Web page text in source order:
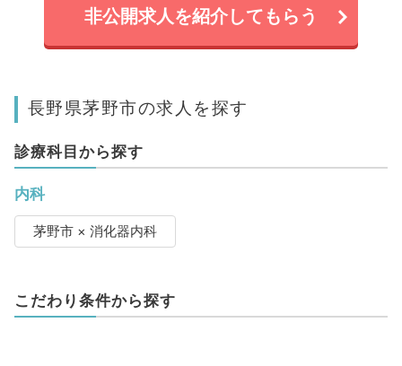
非公開求人を紹介してもらう
長野県茅野市の求人を探す
診療科目から探す
内科
茅野市 × 消化器内科
こだわり条件から探す